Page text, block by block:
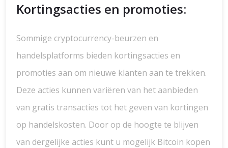
Kortingsacties en promoties:
Sommige cryptocurrency-beurzen en
handelsplatforms bieden kortingsacties en
promoties aan om nieuwe klanten aan te trekken.
Deze acties kunnen variëren van het aanbieden
van gratis transacties tot het geven van kortingen
op handelskosten. Door op de hoogte te blijven
van dergelijke acties kunt u mogelijk Bitcoin kopen